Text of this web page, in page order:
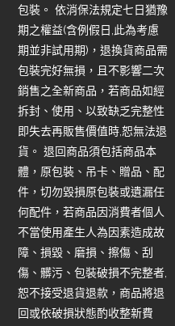
包裝。 依消保法規定七日猶豫
期之權益(含例假日,此為考慮
期並非試用期)，退換貨商品需
包裝完好無損，且不影響二次
銷售之全新商品，若商品如經
拆封、使用、以致缺乏完整性
即失去再販售價值時,恕無法退
貨。 退回商品須包括商品本
體，原包裝、吊卡、贈品、配
件，切勿毀損原包裝或遺漏任
何配件，若商品因消費者個人
不當使用產生人為因素造成故
障、損毀、磨損、擦傷、刮
傷、髒污、包裝破損不完整者,
恕不接受退貨退款，商品將退
回或依破損狀態酌收整新費